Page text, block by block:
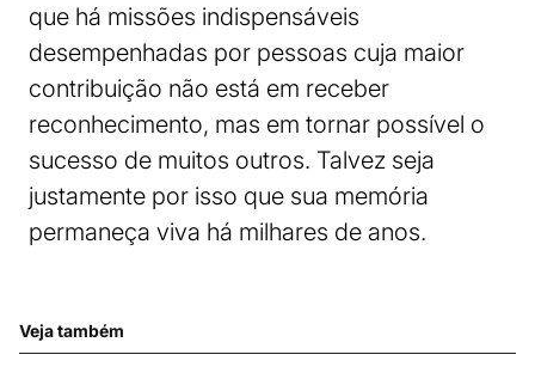
que há missões indispensáveis
desempenhadas por pessoas cuja maior
contribuição não está em receber
reconhecimento, mas em tornar possível o
sucesso de muitos outros. Talvez seja
justamente por isso que sua memória
permaneça viva há milhares de anos.
Veja também